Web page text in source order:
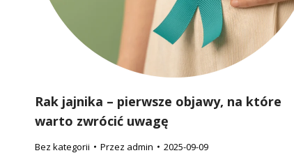
Rak jajnika – pierwsze objawy, na które
warto zwrócić uwagę
Bez kategorii Przez admin 2025-09-09